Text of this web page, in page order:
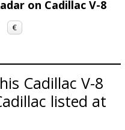
on Cadillac V-8
€
Cadillac V-8
listed at